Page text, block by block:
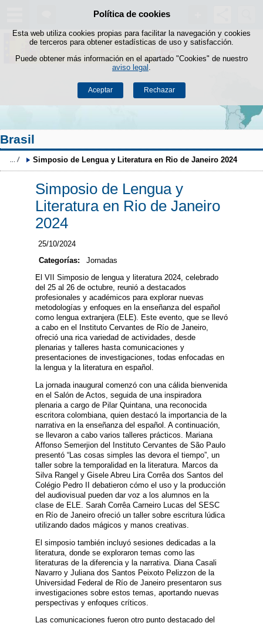
Política de cookies
Esta web utiliza cookies propias para facilitar la navegación y cookies
de terceros para obtener estadísticas de uso y satisfacción.
Puede obtener más información en el apartado "Cookies" de nuestro
aviso legal
Aceptar Rechazar
Saltar al contenido
Brasil
Simposio de Lengua y Literatura en Rio de Janeiro 2024
Simposio de Lengua y
Literatura en Rio de Janeiro
2024
25/10/2024
Categorías:
Jornadas
El VII Simposio de lengua y literatura 2024, celebrado
del 25 al 26 de octubre, reunió a destacados
profesionales y académicos para explorar nuevas
metodologías y enfoques en la enseñanza del español
como lengua extranjera (ELE). Este evento, que se llevó
a cabo en el Instituto Cervantes de Río de Janeiro,
ofreció una rica variedad de actividades, desde
plenarias y talleres hasta comunicaciones y
presentaciones de investigaciones, todas enfocadas en
la lengua y la literatura en español.
La jornada inaugural comenzó con una cálida bienvenida
en el Salón de Actos, seguida de una inspiradora
plenaria a cargo de Pilar Quintana, una reconocida
escritora colombiana, quien destacó la importancia de la
narrativa en la enseñanza del español. A continuación,
se llevaron a cabo varios talleres prácticos. Mariana
Affonso Semerjion del Instituto Cervantes de São Paulo
presentó “Las cosas simples las devora el tiempo”, un
taller sobre la temporalidad en la literatura. Marcos da
Silva Rangel y Gisele Abreu Lira Corrêa dos Santos del
Colégio Pedro II debatieron cómo el uso y la producción
del audiovisual pueden dar voz a los alumnos en la
clase de ELE. Sarah Corrêa Carneiro Lucas del SESC
en Río de Janeiro ofreció un taller sobre escritura lúdica
utilizando dados mágicos y manos creativas.
El simposio también incluyó sesiones dedicadas a la
literatura, donde se exploraron temas como las
literaturas de la diferencia y la narrativa. Diana Casali
Navarro y Juliana dos Santos Peixoto Pelizzon de la
Universidad Federal de Río de Janeiro presentaron sus
investigaciones sobre estos temas, aportando nuevas
perspectivas y enfoques críticos.
Las comunicaciones fueron otro punto destacado del